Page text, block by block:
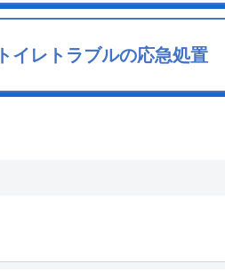
トイレトラブルの応急処置